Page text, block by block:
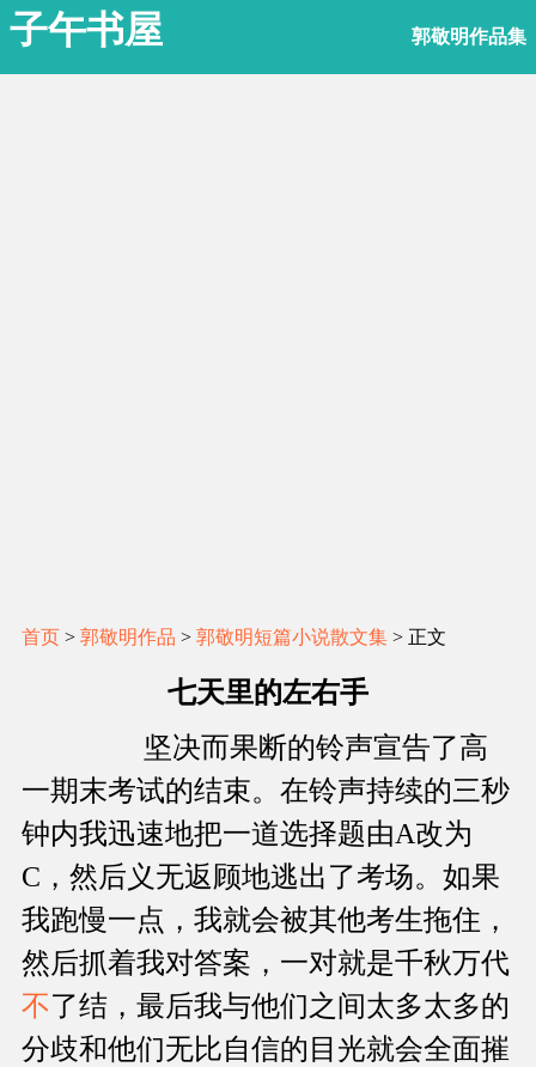
子午书屋 郭敬明作品集
首页 > 郭敬明作品 > 郭敬明短篇小说散文集 > 正文
七天里的左右手
坚决而果断的铃声宣告了高
一期末考试的结束。在铃声持续的三秒
钟内我迅速地把一道选择题由A改为
C，然后义无返顾地逃出了考场。如果
我跑慢一点，我就会被其他考生拖住，
然后抓着我对答案，一对就是千秋万代
不了结，最后我与他们之间太多太多的
分歧和他们无比自信的目光就会全面摧